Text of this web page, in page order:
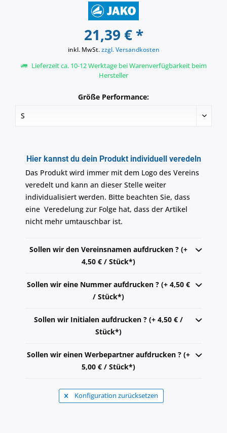
21,39 € *
inkl. MwSt.zzgl. Versandkosten
Lieferzeit ca. 10-12 Werktage bei Warenverfügbarkeit beim
Hersteller
Größe Performance:
Hier kannst du dein Produkt individuell veredeln
Das Produkt wird immer mit dem Logo des Vereins
veredelt und kann an dieser Stelle weiter
individualisiert werden. Bitte beachten Sie, dass
eine Veredelung zur Folge hat, dass der Artikel
nicht mehr umtauschbar ist.
Sollen wir den Vereinsnamen aufdrucken ? (+
4,50 € / Stück*)
Sollen wir eine Nummer aufdrucken ? (+ 4,50 €
/ Stück*)
Sollen wir Initialen aufdrucken ? (+ 4,50 € /
Stück*)
Sollen wir einen Werbepartner aufdrucken ? (+
5,00 € / Stück*)
Konfiguration zurücksetzen